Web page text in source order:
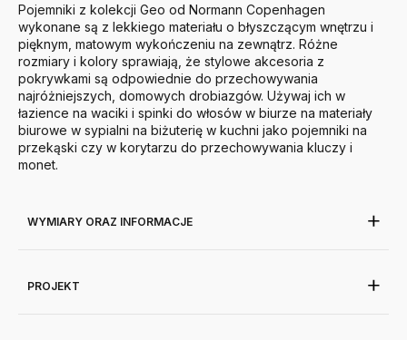
Pojemniki z kolekcji Geo od Normann Copenhagen
wykonane są z lekkiego materiału o błyszczącym wnętrzu i
pięknym, matowym wykończeniu na zewnątrz. Różne
rozmiary i kolory sprawiają, że stylowe akcesoria z
pokrywkami są odpowiednie do przechowywania
najróżniejszych, domowych drobiazgów. Używaj ich w
łazience na waciki i spinki do włosów w biurze na materiały
biurowe w sypialni na biżuterię w kuchni jako pojemniki na
przekąski czy w korytarzu do przechowywania kluczy i
monet.
WYMIARY ORAZ INFORMACJE
PROJEKT